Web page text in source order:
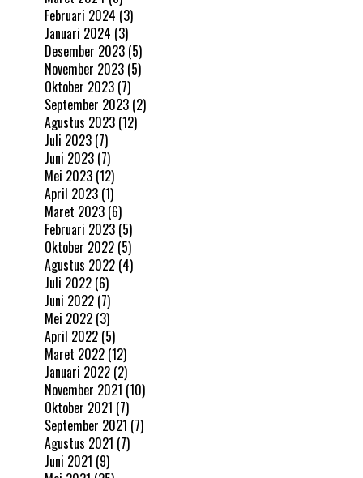
Februari 2024 (3)
Januari 2024 (3)
Desember 2023 (5)
November 2023 (5)
Oktober 2023 (7)
September 2023 (2)
Agustus 2023 (12)
Juli 2023 (7)
Juni 2023 (7)
Mei 2023 (12)
April 2023 (1)
Maret 2023 (6)
Februari 2023 (5)
Oktober 2022 (5)
Agustus 2022 (4)
Juli 2022 (6)
Juni 2022 (7)
Mei 2022 (3)
April 2022 (5)
Maret 2022 (12)
Januari 2022 (2)
November 2021 (10)
Oktober 2021 (7)
September 2021 (7)
Agustus 2021 (7)
Juni 2021 (9)